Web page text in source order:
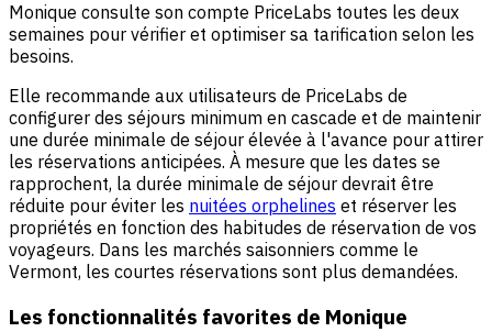
Monique consulte son compte PriceLabs toutes les deux
semaines pour vérifier et optimiser sa tarification selon les
besoins.
Elle recommande aux utilisateurs de PriceLabs de
configurer des séjours minimum en cascade et de maintenir
une durée minimale de séjour élevée à l'avance pour attirer
les réservations anticipées. À mesure que les dates se
rapprochent, la durée minimale de séjour devrait être
réduite pour éviter les nuitées orphelines et réserver les
propriétés en fonction des habitudes de réservation de vos
voyageurs. Dans les marchés saisonniers comme le
Vermont, les courtes réservations sont plus demandées.
Les fonctionnalités favorites de Monique